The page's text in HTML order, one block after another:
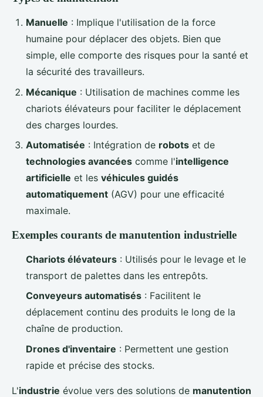
Manuelle : Implique l'utilisation de la force
humaine pour déplacer des objets. Bien que
simple, elle comporte des risques pour la santé et
la sécurité des travailleurs.
Mécanique : Utilisation de machines comme les
chariots élévateurs pour faciliter le déplacement
des charges lourdes.
Automatisée : Intégration de robots et de
technologies avancées comme l'intelligence
artificielle et les véhicules guidés
automatiquement (AGV) pour une efficacité
maximale.
Exemples courants de manutention industrielle
Chariots élévateurs : Utilisés pour le levage et le
transport de palettes dans les entrepôts.
Conveyeurs automatisés : Facilitent le
déplacement continu des produits le long de la
chaîne de production.
Drones d'inventaire : Permettent une gestion
rapide et précise des stocks.
L'industrie évolue vers des solutions de manutention